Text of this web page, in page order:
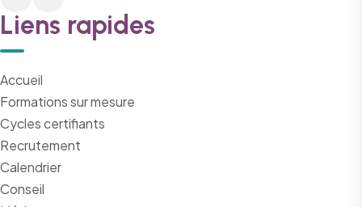
Liens rapides
Accueil
Formations sur mesure
Cycles certifiants
Recrutement
Calendrier
Conseil